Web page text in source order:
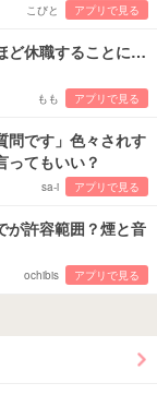
こびと アプリで見る
ど休職することに…
もも アプリで見る
問です」色々されす
ってもいい？
sa-i アプリで見る
が許容範囲？煙と音
ochibis アプリで見る